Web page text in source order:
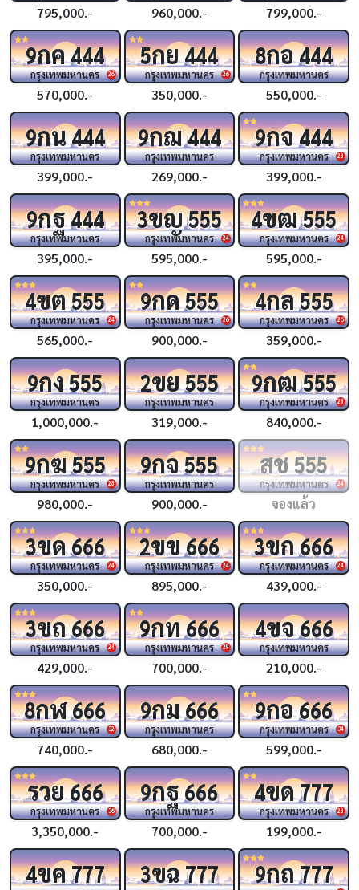
795,000.- 960,000.- 799,000.-
26
9กค444
กรุงเทพมหานคร
570,000.-
26
5กย444
กรุงเทพมหานคร
350,000.-
8กอ444
กรุงเทพมหานคร
550,000.-
9กน444
กรุงเทพมหานคร
399,000.-
9กฌ444
กรุงเทพมหานคร
269,000.-
28
9กจ444
กรุงเทพมหานคร
399,000.-
9กฐ444
กรุงเทพมหานคร
395,000.-
24
3ขญ555
กรุงเทพมหานคร
595,000.-
24
4ขฒ555
กรุงเทพมหานคร
595,000.-
24
4ขต555
กรุงเทพมหานคร
565,000.-
26
9กด555
กรุงเทพมหานคร
900,000.-
26
4กล555
กรุงเทพมหานคร
359,000.-
9กง555
กรุงเทพมหานคร
1,000,000.-
2ขย555
กรุงเทพมหานคร
319,000.-
28
9กฒ555
กรุงเทพมหานคร
840,000.-
28
9กฆ555
กรุงเทพมหานคร
980,000.-
9กจ555
กรุงเทพมหานคร
900,000.-
24
สช555
กรุงเทพมหานคร
จองแล้ว
24
3ขด666
กรุงเทพมหานคร
350,000.-
24
2ขข666
กรุงเทพมหานคร
895,000.-
24
3ขก666
กรุงเทพมหานคร
439,000.-
24
3ขถ666
กรุงเทพมหานคร
429,000.-
29
9กท666
กรุงเทพมหานคร
700,000.-
4ขจ666
กรุงเทพมหานคร
210,000.-
32
8กฬ666
กรุงเทพมหานคร
740,000.-
9กม666
กรุงเทพมหานคร
680,000.-
34
9กอ666
กรุงเทพมหานคร
599,000.-
36
รวย666
กรุงเทพมหานคร
3,350,000.-
9กฐ666
กรุงเทพมหานคร
700,000.-
28
4ขด777
กรุงเทพมหานคร
199,000.-
4ขค777 3ขฉ777 9กถ777